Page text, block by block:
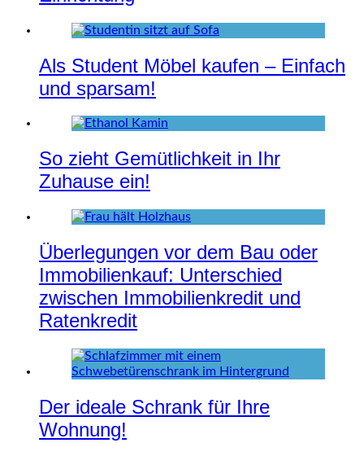
Als Student Möbel kaufen – Einfach
und sparsam!
So zieht Gemütlichkeit in Ihr
Zuhause ein!
Überlegungen vor dem Bau oder
Immobilienkauf: Unterschied
zwischen Immobilienkredit und
Ratenkredit
Der ideale Schrank für Ihre
Wohnung!